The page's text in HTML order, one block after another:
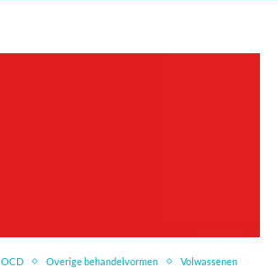
OCD Overige behandelvormen Volwassenen